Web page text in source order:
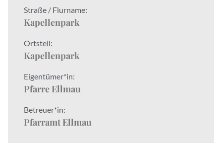
Straße / Flurname:
Kapellenpark
Ortsteil:
Kapellenpark
Eigentümer*in:
Pfarre Ellmau
Betreuer*in:
Pfarramt Ellmau